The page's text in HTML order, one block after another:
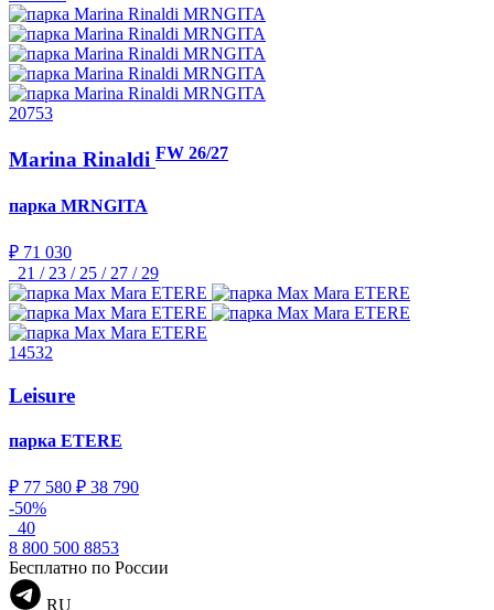
20753
Marina Rinaldi FW 26/27
парка MRNGITA
₽ 71 030
21 / 23 / 25 / 27 / 29
14532
Leisure
парка ETERE
₽ 77 580 ₽ 38 790
-50%
40
8 800 500 8853
Бесплатно по России
RU